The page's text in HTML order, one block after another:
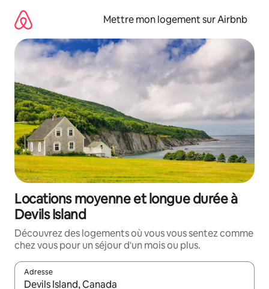
directement
contenu
Mettre mon logement sur Airbnb
Locations moyenne et longue durée à
Devils Island
Découvrez des logements où vous vous sentez comme
chez vous pour un séjour d'un mois ou plus.
Adresse
Lorsque les résultats s'affichent, utilisez les flèches vers le